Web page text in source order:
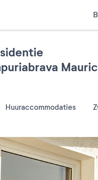
Huuraccommodaties